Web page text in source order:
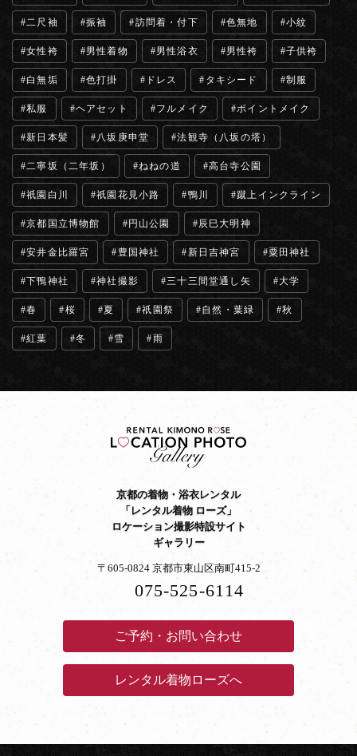
二尺袖 振袖 訪問着・付下 色無地 小紋
女性袴 男性着物 男性浴衣 男性袴 子供袴
白無垢 色打掛 ドレス タキシード 制服
私服 ヘアセット フルメイク ポイントメイク
新日本髪 八坂庚申堂 法観寺（八坂の塔）
二寧坂（二年坂） ねねの道 高台寺公園
祇園白川 祇園花見小路 鴨川 蹴上インクライン
京都国立博物館 円山公園 辰巳大明神
安井金比羅宮 豊国神社 新日吉神宮 粟田神社
下鴨神社 神社撮影 三十三間堂通し矢 大学
春 桜 夏 祇園祭 自然・葉緑 秋
紅葉 冬 雪 雨
京都の着物・浴衣レンタル
「レンタル着物 ローズ」
ロケーション撮影特設サイト
ギャラリー
〒605-0824 京都市東山区南町415-2
075-525-6114
ご予約・お問い合わせ
レンタル着物ローズへ